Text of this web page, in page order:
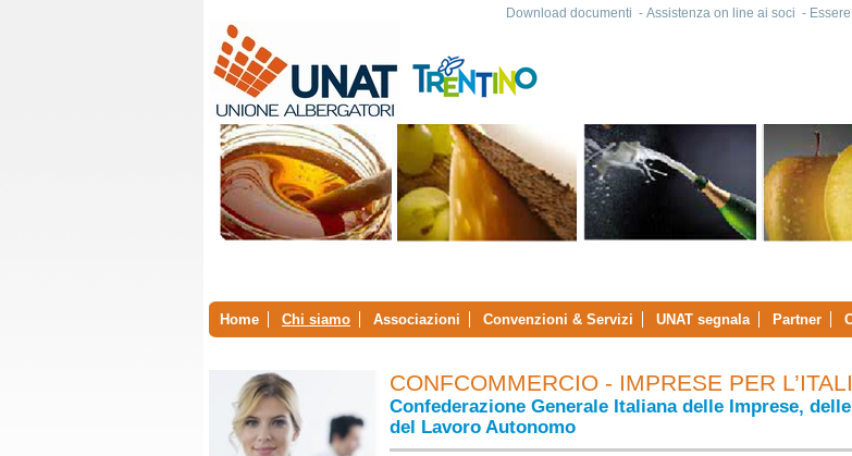
Download documenti - Assistenza on line ai soci -
Home Chi siamo Associazioni Convenzioni & Servizi UNAT segnala Partner
CONFCOMMERCIO - IMPRESE PER
Confederazione Generale Italiana delle Imprese,
del Lavoro Autonomo